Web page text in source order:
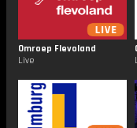
Omroep Flevoland
Live